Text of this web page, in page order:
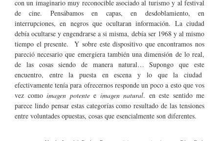
con un imaginario muy reconocible asociado al turismo y al festival
de cine. Pensábamos en capas, en desdoblamiento, en
interrupciones, en negros que ocultaran información. La ciudad
debía ocultarse y engendrarse a si misma, debía ser 1968 y al mismo
tiempo el presente. Y sobre este dispositivo que encontramos nos
pareció necesario que emergiera también una dimensión de lo real,
de las cosas siendo de manera natural… Supongo que este
encuentro, entre la puesta en escena y lo que la ciudad
efectivamente tenía para ofrecernos responde un poco a esto que vos
vez como imagen potentee imagen natural. en este sentido me
parece lindo pensar estas categorías como resultado de las tensiones
entre voluntades opuestas, cosas que esencialmente son diferentes.